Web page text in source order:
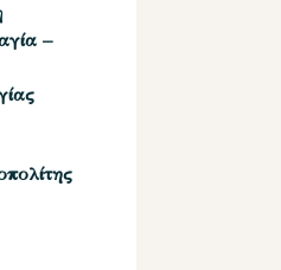
–